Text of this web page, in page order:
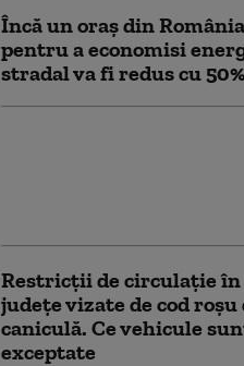
Încă un oraș din
pentru a economisi
stradal va fi redus cu 50%
Restricţii de circulaţie în
județe vizate de cod roşu
caniculă. Ce vehicule
exceptate